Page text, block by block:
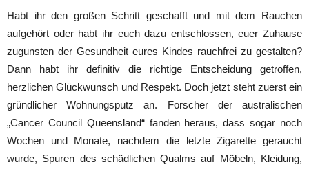
Habt ihr den großen Schritt geschafft und mit dem Rauchen
aufgehört oder habt ihr euch dazu entschlossen, euer Zuhause
zugunsten der Gesundheit eures Kindes rauchfrei zu gestalten?
Dann habt ihr definitiv die richtige Entscheidung getroffen,
herzlichen Glückwunsch und Respekt. Doch jetzt steht zuerst ein
gründlicher Wohnungsputz an. Forscher der australischen
„Cancer Council Queensland“ fanden heraus, dass sogar noch
Wochen und Monate, nachdem die letzte Zigarette geraucht
wurde, Spuren des schädlichen Qualms auf Möbeln, Kleidung,